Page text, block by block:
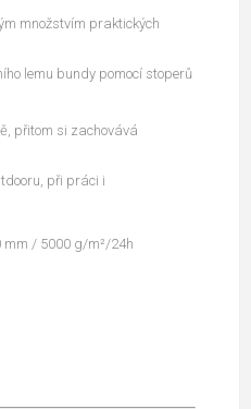
množstvím praktických
lemu bundy pomocí stoperů
přitom si zachovává
při práci i
mm / 5000 g/m²/24h